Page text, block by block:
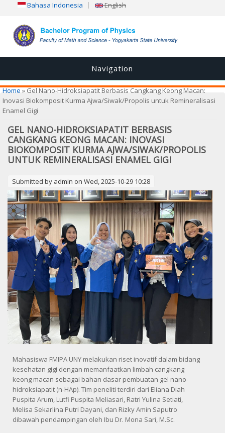
Bahasa Indonesia English
Navigation
You are here
Home » Gel Nano-Hidroksiapatit Berbasis Cangkang Keong Macan:
Inovasi Biokomposit Kurma Ajwa/Siwak/Propolis untuk Remineralisasi
Enamel Gigi
GEL NANO-HIDROKSIAPATIT BERBASIS
CANGKANG KEONG MACAN: INOVASI
BIOKOMPOSIT KURMA AJWA/SIWAK/PROPOLIS
UNTUK REMINERALISASI ENAMEL GIGI
Submitted by admin on Wed, 2025-10-29 10:28
Mahasiswa FMIPA UNY melakukan riset inovatif dalam bidang
kesehatan gigi dengan memanfaatkan limbah cangkang
keong macan sebagai bahan dasar pembuatan gel nano-
hidroksiapatit (n-HAp). Tim peneliti terdiri dari Eliana Diah
Puspita Arum, Lutfi Puspita Meliasari, Ratri Yulina Setiati,
Melisa Sekarlina Putri Dayani, dan Rizky Amin Saputro
dibawah pendampingan oleh Ibu Dr. Mona Sari, M.Sc.